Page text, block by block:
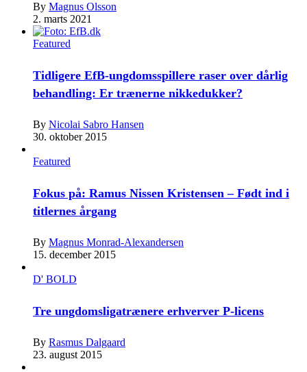
By Magnus Olsson
2. marts 2021
Featured
Tidligere EfB-ungdomsspillere raser over dårlig
behandling: Er trænerne nikkedukker?
By Nicolai Sabro Hansen
30. oktober 2015
Featured
Fokus på: Ramus Nissen Kristensen – Født ind i
titlernes årgang
By Magnus Monrad-Alexandersen
15. december 2015
D' BOLD
Tre ungdomsligatrænere erhverver P-licens
By Rasmus Dalgaard
23. august 2015